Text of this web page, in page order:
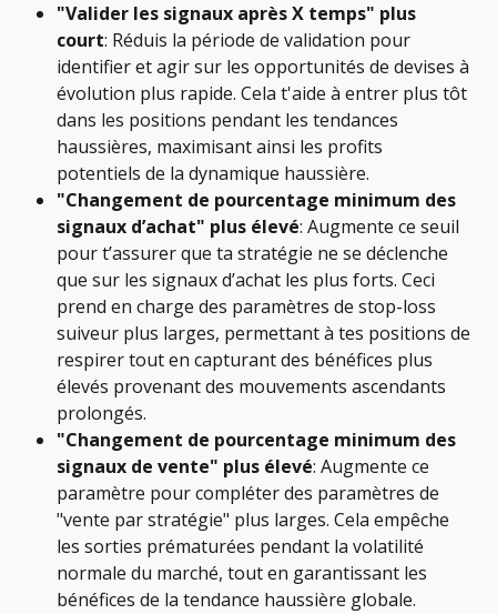
"Valider les signaux après X temps" plus
court: Réduis la période de validation pour
identifier et agir sur les opportunités de devises à
évolution plus rapide. Cela t'aide à entrer plus tôt
dans les positions pendant les tendances
haussières, maximisant ainsi les profits
potentiels de la dynamique haussière.
"Changement de pourcentage minimum des
signaux d’achat" plus élevé: Augmente ce seuil
pour t’assurer que ta stratégie ne se déclenche
que sur les signaux d’achat les plus forts. Ceci
prend en charge des paramètres de stop-loss
suiveur plus larges, permettant à tes positions de
respirer tout en capturant des bénéfices plus
élevés provenant des mouvements ascendants
prolongés.
"Changement de pourcentage minimum des
signaux de vente" plus élevé: Augmente ce
paramètre pour compléter des paramètres de
"vente par stratégie" plus larges. Cela empêche
les sorties prématurées pendant la volatilité
normale du marché, tout en garantissant les
bénéfices de la tendance haussière globale.